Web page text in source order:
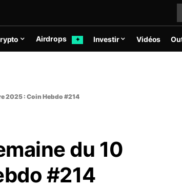
Airdrops ✦ Investir Vidéos
2025 : Coin Hebdo #214
du 10
#214